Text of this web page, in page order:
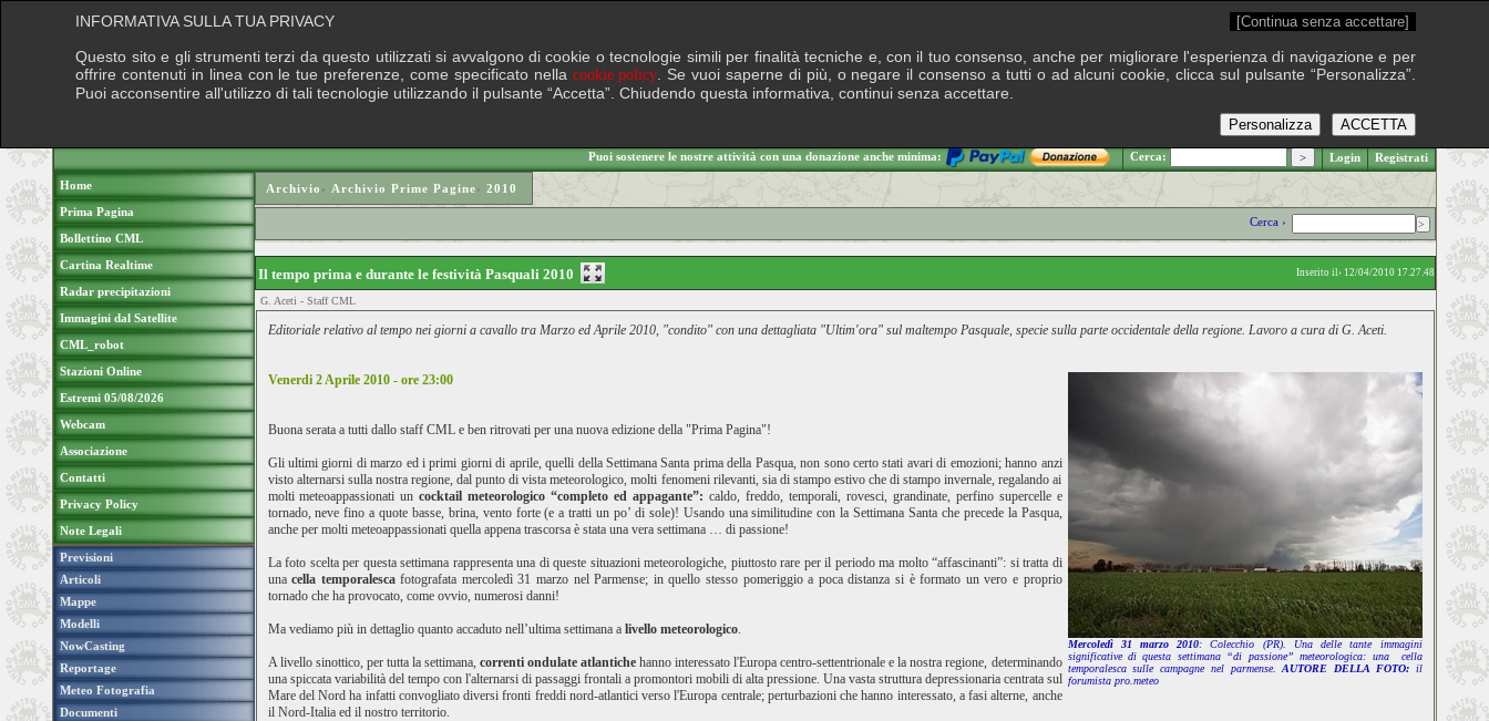
.: Giovedì 6 agosto 2026
Puoi sostenere le nostre attività con una donazione anche minima: Cerca: Login Registrati
Home
Prima Pagina
Bollettino CML
Cartina Realtime
Radar precipitazioni
Immagini dal Satellite
CML_robot
Stazioni Online
Estremi 05/08/2026
Webcam
Associazione
Contatti
Privacy Policy
Note Legali
Previsioni
Articoli
Mappe
Modelli
NowCasting
Reportage
Meteo Fotografia
Documenti
Archivio › Archivio Prime Pagine› 2010
Cerca ›
Il tempo prima e durante le festività Pasquali 2010 Inserito il› 12/04/2010 17.27.48
G. Aceti - Staff CML
Editoriale relativo al tempo nei giorni a cavallo tra Marzo ed Aprile 2010, "condito" con una dettagliata "Ultim'ora" sul maltempo Pasquale, specie sulla parte occidentale della regione. Lavoro a cura di G. Aceti.
Mercoledì 31 marzo 2010: Colecchio (PR). Una delle tante immagini
significative di questa settimana “di passione” meteorologica: una cella
temporalesca sulle campagne nel parmense.AUTORE DELLA FOTO:il
forumista pro.meteo
Venerdi 2 Aprile 2010 - ore 23:00
Buona serata a tutti dallo staff CML e ben ritrovati per una nuova edizione della "Prima Pagina"!
Gli ultimi giorni di marzo ed i primi giorni di aprile, quelli della Settimana Santa prima della Pasqua, non sono certo stati avari di emozioni; hanno anzi
visto alternarsi sulla nostra regione, dal punto di vista meteorologico, molti fenomeni rilevanti, sia di stampo estivo che di stampo invernale, regalando ai
molti meteoappassionati uncocktail meteorologico “completo ed appagante”: caldo, freddo, temporali, rovesci, grandinate, perfino supercelle e
tornado, neve fino a quote basse, brina, vento forte (e a tratti un po’ di sole)! Usando una similitudine con la Settimana Santa che precede la Pasqua,
anche per molti meteoappassionati quella appena trascorsa è stata una vera settimana … di passione!
La foto scelta per questa settimana rappresenta una di queste situazioni meteorologiche, piuttosto rare per il periodo ma molto “affascinanti”: si tratta di
unacella temporalescafotografata mercoledì 31 marzo nel Parmense; in quello stesso pomeriggio a poca distanza si è formato un vero e proprio
tornado che ha provocato, come ovvio, numerosi danni!
Ma vediamo più in dettaglio quanto accaduto nell’ultima settimana a livello meteorologico.
A livello sinottico, per tutta la settimana, correnti ondulate atlantichehanno interessato l'Europa centro-settentrionale e la nostra regione, determinando
una spiccata variabilità del tempo con l'alternarsi di passaggi frontali a promontori mobili di alta pressione. Una vasta struttura depressionaria centrata sul
Mare del Nord ha infatti convogliato diversi fronti freddi nord-atlantici verso l'Europa centrale; perturbazioni che hanno interessato, a fasi alterne, anche
il Nord-Italia ed il nostro territorio.
INFORMATIVA SULLA TUA PRIVACY [Continua senza accettare]
Questo sito e gli strumenti terzi da questo utilizzati si avvalgono di cookie o tecnologie simili per finalità tecniche e, con il tuo consenso, anche per migliorare l'esperienza di navigazione e per
offrire contenuti in linea con le tue preferenze, come specificato nella cookie policy . Se vuoi saperne di più, o negare il consenso a tutti o ad alcuni cookie, clicca sul pulsante “Personalizza”.
Puoi acconsentire all'utilizzo di tali tecnologie utilizzando il pulsante “Accetta”. Chiudendo questa informativa, continui senza accettare.
ACCETTA
Personalizza